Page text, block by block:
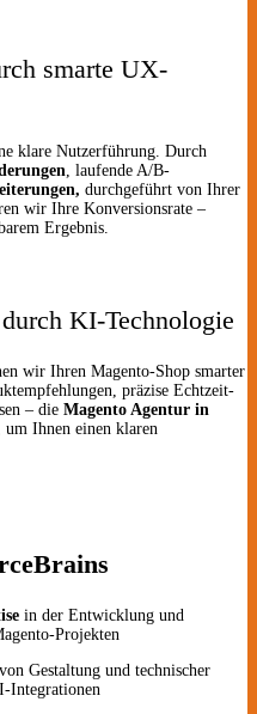
smarte UX-
klare Nutzerführung. Durch
, laufende A/B-
durchgeführt von Ihrer
wir Ihre Konversionsrate –
Ergebnis.
KI-Technologie
wir Ihren Magento-Shop smarter
präzise Echtzeit-
– die Magento Agentur in
Ihnen einen klaren
in der Entwicklung und
Projekten
von Gestaltung und technischer
Integrationen